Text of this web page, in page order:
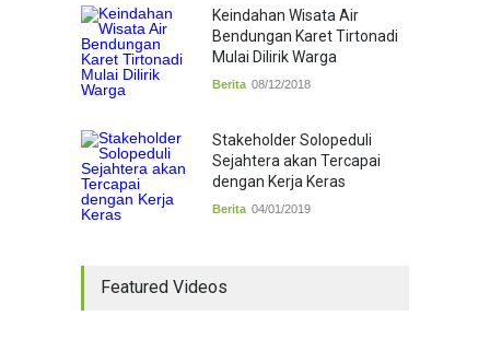
Keindahan Wisata Air
Bendungan Karet Tirtonadi
Mulai Dilirik Warga
Berita 08/12/2018
Stakeholder Solopeduli
Sejahtera akan Tercapai
dengan Kerja Keras
Berita 04/01/2019
Featured Videos